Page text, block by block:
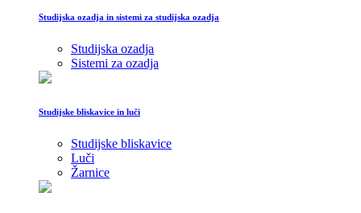
Studijska ozadja in sistemi za studijska ozadja
Studijska ozadja
Sistemi za ozadja
Studijske bliskavice in luči
Studijske bliskavice
Luči
Žarnice